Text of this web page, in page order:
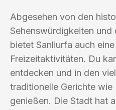
Abgesehen von den
Sehenswürdigkeiten
bietet Sanliurfa auch
Freizeitaktivitäten. Du
entdecken und in den
traditionelle Gerichte wie
genießen. Die Stadt hat